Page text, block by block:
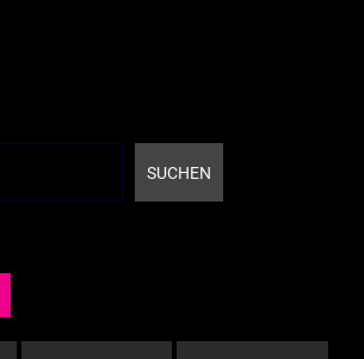
SUCHEN